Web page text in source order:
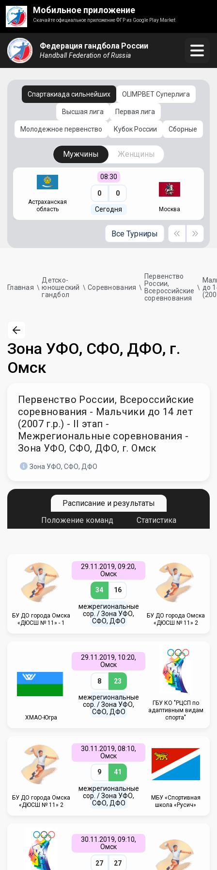
Мобильное приложение
Скачайте официальное приложение ФГР из Google Play Market
Федерация гандбола России
Handball Federation of Russia
Спартакиада сильнейших OLIMPBET Суперлига
Высшая лига Первая лига
Молодежное первенство Кубок России Сборные
Мужчины Женщины
Астраханская
область
08:30
0 0
Сегодня Москва
Все Турниры
Главная
Детско-
юношеский
гандбол
Соревнования
Первенство
России,
Всероссийские
соревнования
до
Зона УФО, СФО, ДФО, г.
Омск
Первенство России, Всероссийские
соревнования - Мальчики до 14 лет
(2007 г.р.) - II этап -
Межрегиональные соревнования -
Зона УФО, СФО, ДФО, г. Омск
Зона УФО, СФО, ДФО
Расписание и результаты
Положение команд
Статистика
БУ ДО города Омска
«ДЮСШ № 11» - 1
29.11.2019, 09:20,
Омск
34 16
межрегиональные
сор. / Зона УФО,
СФО, ДФО
БУ ДО города Омска
«ДЮСШ № 11» 2
ХМАО-Югра
29.11.2019, 10:20,
Омск
8 23
межрегиональные
сор. / Зона УФО,
СФО, ДФО
ГБУ КО "РЦСП по
адаптивным видам
спорта"
БУ ДО города Омска
«ДЮСШ № 11» 2
30.11.2019, 08:10,
Омск
9 41
межрегиональные
сор. / Зона УФО,
СФО, ДФО
МБУ «Спортивная
школа «Русич»
30.11.2019, 09:10,
Омск
27 27